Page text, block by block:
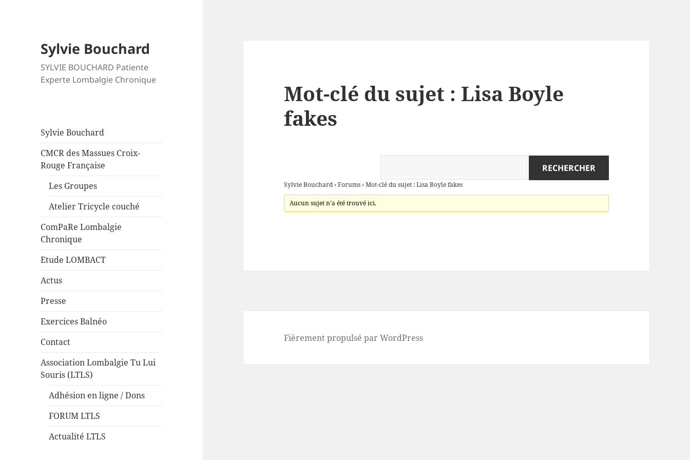
Sylvie Bouchard
SYLVIE BOUCHARD Patiente
Experte Lombalgie Chronique
Sylvie Bouchard
CMCR des Massues Croix-
Rouge Française
Les Groupes
Atelier Tricycle couché
ComPaRe Lombalgie
Chronique
Etude LOMBACT
Actus
Presse
Exercices Balnéo
Contact
Association Lombalgie Tu Lui
Souris (LTLS)
Adhésion en ligne / Dons
FORUM LTLS
Actualité LTLS
Mot-clé du sujet : Lisa Boyle
fakes
Sylvie Bouchard ›Forums ›Mot-clé du sujet : Lisa Boyle fakes
Aucun sujet n’a été trouvé ici.
Fièrement propulsé par WordPress